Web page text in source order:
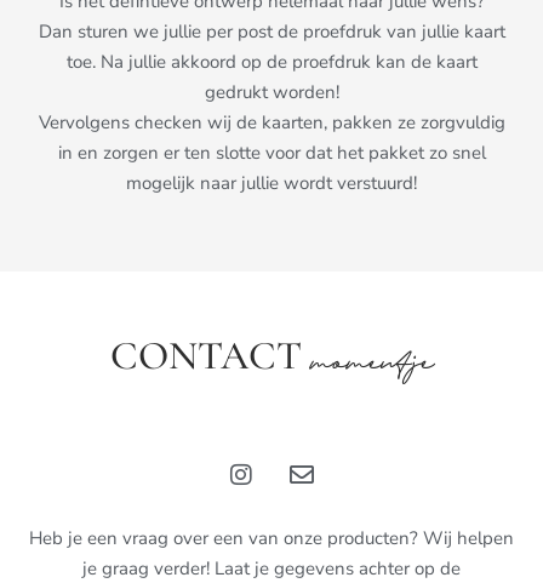
Dan sturen we jullie per post de proefdruk van jullie kaart
toe. Na jullie akkoord op de proefdruk kan de kaart
gedrukt worden!
Vervolgens checken wij de kaarten, pakken ze zorgvuldig
in en zorgen er ten slotte voor dat het pakket zo snel
mogelijk naar jullie wordt verstuurd!
CONTACTmomentje
Heb je een vraag over een van onze producten? Wij helpen
je graag verder! Laat je gegevens achter op de